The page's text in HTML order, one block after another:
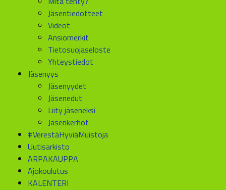
Jäsentiedotteet
Videot
Ansiomerkit
Tietosuojaseloste
Yhteystiedot
Jäsenyys
Jäsenyydet
Jäsenedut
Liity jäseneksi
Jäsenkerhot
#VerestäHyviäMuistoja
Uutisarkisto
ARPAKAUPPA
Ajokoulutus
KALENTERI